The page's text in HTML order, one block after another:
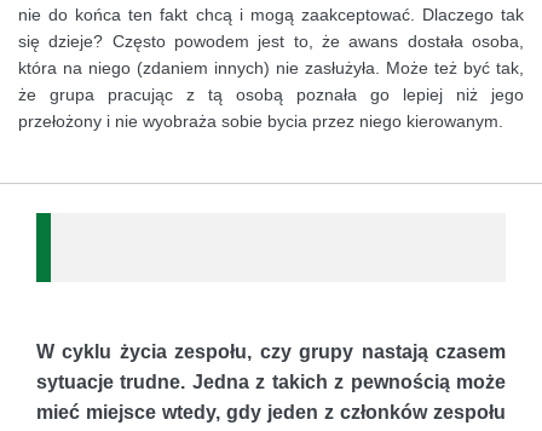
nie do końca ten fakt chcą i mogą zaakceptować. Dlaczego tak
się dzieje? Często powodem jest to, że awans dostała osoba,
która na niego (zdaniem innych) nie zasłużyła. Może też być tak,
że grupa pracując z tą osobą poznała go lepiej niż jego
przełożony i nie wyobraża sobie bycia przez niego kierowanym.
W cyklu życia zespołu, czy grupy nastają czasem
sytuacje trudne. Jedna z takich z pewnością może
mieć miejsce wtedy, gdy jeden z członków zespołu